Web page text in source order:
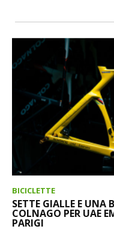
BICICLETTE
SETTE GIALLE E UNA
COLNAGO PER UAE
PARIGI